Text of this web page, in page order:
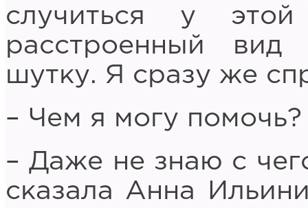
случиться у
расстроенный
шутку. Я сразу же
– Чем я могу помочь?
– Даже не знаю с
сказала Анна